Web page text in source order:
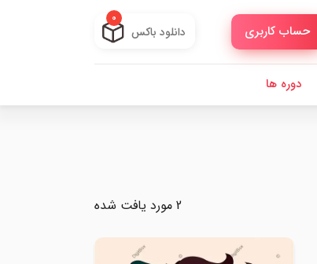
حساب کاربری دانلود باکس
0
دوره ها
2 مورد یافت شده